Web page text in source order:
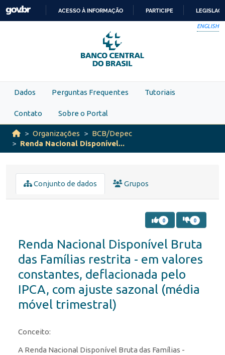
Skip to main content
PARA
O
CONTEÚDO
ACESSO À INFORMAÇÃO PARTICIPE
ENGLISH
Dados Perguntas Frequentes Tutoriais
Contato Sobre o Portal
Organizações
BCB/Depec
Renda Nacional Disponível...
Conjunto de dados Grupos
Renda Nacional Disponível Bruta
das Famílias restrita - em valores
constantes, deflacionada pelo
IPCA, com ajuste sazonal (média
móvel trimestral)
Conceito:
A Renda Nacional Disponível Bruta das Famílias -
0 0